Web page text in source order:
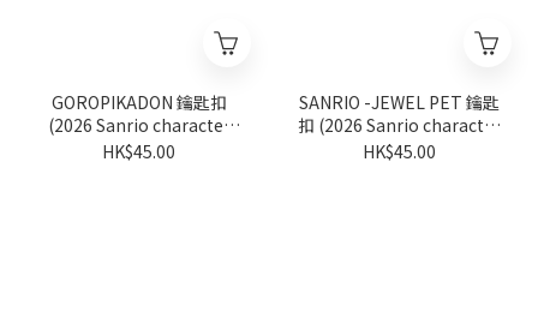
GOROPIKADON 鑰匙扣
(2026 Sanrio character
ranking系列)
HK$45.00
SANRIO -JEWEL PET 鑰匙
扣 (2026 Sanrio character
ranking系列)
HK$45.00